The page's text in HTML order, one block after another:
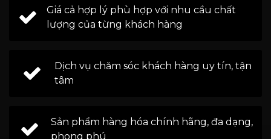
Giá cả hợp lý phù hợp với nhu cầu chất
lượng của từng khách hàng
Dịch vụ chăm sóc khách hàng uy tín, tận
tâm
Sản phẩm hàng hóa chính hãng, đa dạng,
phong phú